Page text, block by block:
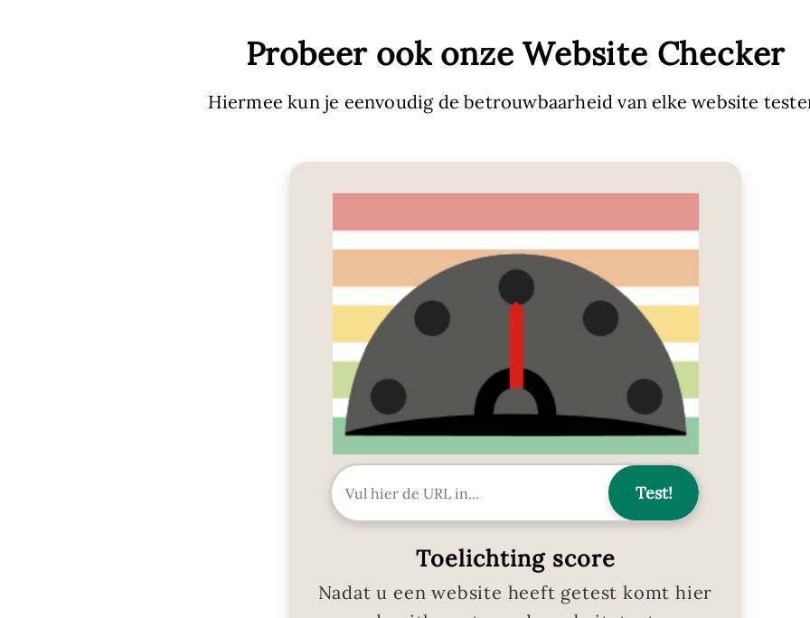
Probeer ook onze Website Checker
Hiermee kun je eenvoudig de betrouwbaarheid van elke website
Toelichting score
Nadat u een website heeft getest komt hier